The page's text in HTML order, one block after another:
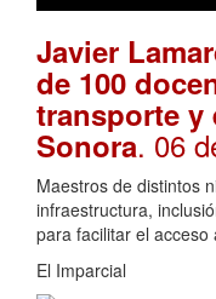
Javier
de 100
transporte y
Sonora. 06
Maestros de distintos
infraestructura,
para facilitar el
El Imparcial